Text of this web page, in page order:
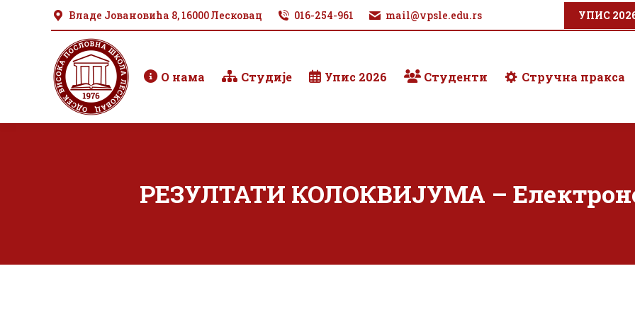
Владе Јовановића 8, 16000 Лесковац 016-254-961 mail@vpsle.edu.rs УПИС
О нама Студије Упис 2026 Студенти Стручна пракса
РЕЗУЛТАТИ КОЛОКВИЈУМА –